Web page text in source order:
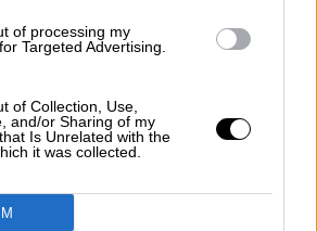
of processing my
Targeted Advertising.
of Collection, Use,
and/or Sharing of my
Is Unrelated with the
it was collected.